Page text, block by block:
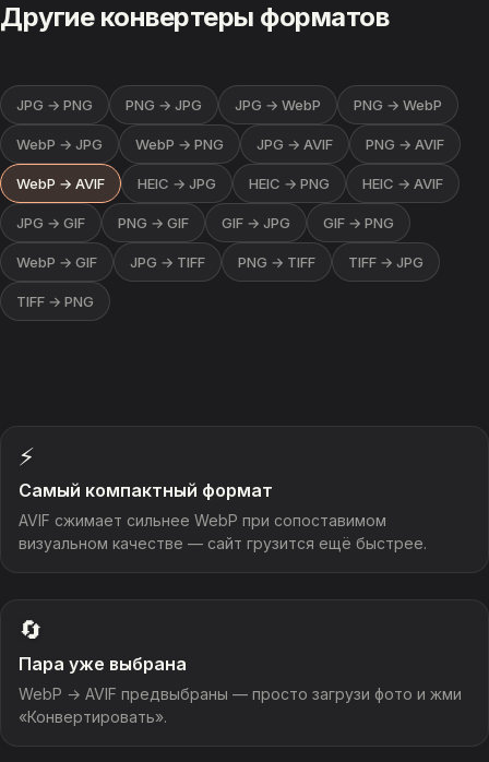
Другие конвертеры форматов
JPG → PNG PNG → JPG JPG → WebP PNG → WebP
WebP → JPG WebP → PNG JPG → AVIF PNG → AVIF
WebP → AVIF HEIC → JPG HEIC → PNG HEIC → AVIF
JPG → GIF PNG → GIF GIF → JPG GIF → PNG
WebP → GIF JPG → TIFF PNG → TIFF TIFF → JPG
TIFF → PNG
⚡
Самый компактный формат
AVIF сжимает сильнее WebP при сопоставимом
визуальном качестве — сайт грузится ещё быстрее.
🔄
Пара уже выбрана
WebP → AVIF предвыбраны — просто загрузи фото и жми
«Конвертировать».